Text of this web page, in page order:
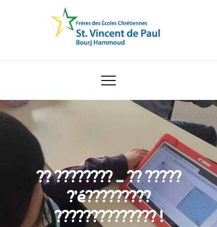
Ecole Saint Vincent de Paul
?? ???????? … ?? ?????
?’é?????????
?????????????? !